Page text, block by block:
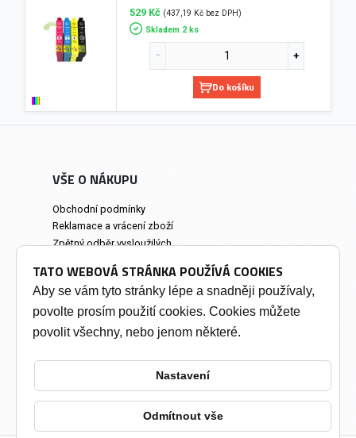
529 Kč (437,19 Kč bez DPH)
Skladem 2 ks
Do košíku
VŠE O NÁKUPU
Obchodní podmínky
Reklamace a vrácení zboží
Zpětný odběr vysloužilých
Prodejna a osobní odběr
INFORMACE
Změnit nastavení cookies
TATO WEBOVÁ STRÁNKA POUŽÍVÁ COOKIES
Aby se vám tyto stránky lépe a snadněji používaly,
povolte prosím použití cookies. Cookies můžete
povolit všechny, nebo jenom některé.
Nastavení
Odmítnout vše